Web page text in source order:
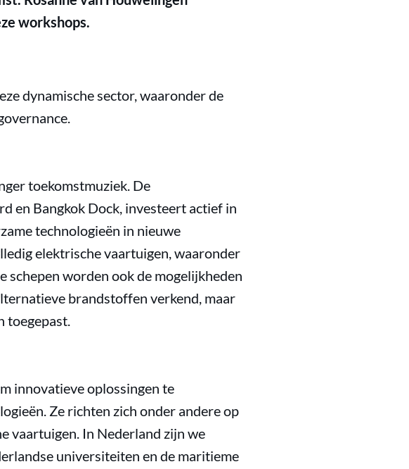
workshops.
dynamische sector, waaronder de
toekomstmuziek. De
en Bangkok Dock, investeert actief in
technologieën in nieuwe
elektrische vaartuigen, waaronder
worden ook de mogelijkheden
brandstoffen verkend, maar
toegepast.
innovatieve oplossingen te
Ze richten zich onder andere op
vaartuigen. In Nederland zijn we
universiteiten en de maritieme